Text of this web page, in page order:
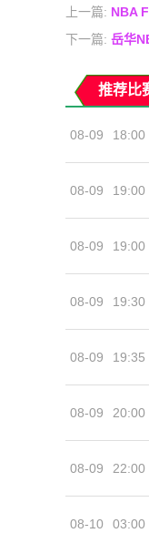
上一篇: NBA
下一篇: 岳华
推荐比
08-09 18:00
08-09 19:00
08-09 19:00
08-09 19:30
08-09 19:35
08-09 20:00
08-09 22:00
08-10 03:00